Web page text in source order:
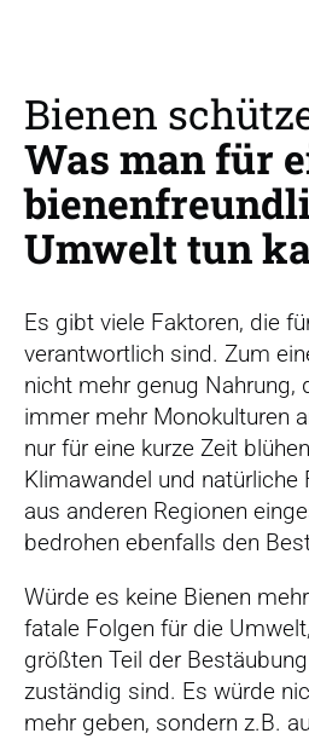
Bienen
Was man für
Umwelt tun
Es gibt viele Faktoren, die
verantwortlich sind. Zum
nicht mehr genug Nahrung,
immer mehr Monokulturen
nur für eine kurze Zeit
Klimawandel und natürliche
aus anderen Regionen
bedrohen ebenfalls den
Würde es keine Bienen
fatale Folgen für die
größten Teil der
zuständig sind. Es würde
mehr geben, sondern z.B.